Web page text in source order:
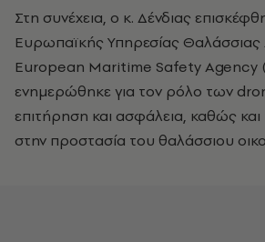
Στη συνέχεια, ο κ. Δένδιας
Ευρωπαϊκής Υπηρεσίας
European Maritime Safety Agency
ενημερώθηκε για τον ρόλο των
επιτήρηση και ασφάλεια, καθώς
στην προστασία του θαλάσσιου